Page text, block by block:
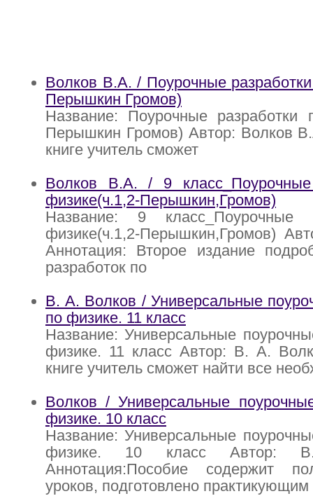
Волков В.А. / Поурочные
Перышкин Громов)
Название: Поурочные разработки
Перышкин Громов) Автор: Волков
книге учитель сможет
Волков В.А. / 9 класс_Поурочные
физике(ч.1,2-Перышкин,Громов)
Название: 9 класс_Поурочные
физике(ч.1,2-Перышкин,Громов)
Аннотация: Второе издание
разработок по
В. А. Волков / Универсальные
по физике. 11 класс
Название: Универсальные
физике. 11 класс Автор: В. А.
книге учитель сможет найти все
Волков / Универсальные
физике. 10 класс
Название: Универсальные
физике. 10 класс Автор:
Аннотация:Пособие содержит
уроков, подготовлено практикующим